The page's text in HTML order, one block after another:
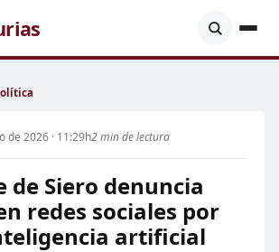
de 2026 · 11:29h2 min de lectura
de Siero denuncia
redes sociales por
artificial